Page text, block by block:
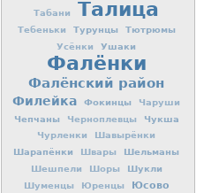
Табани Талица
Тебеньки Турунцы Тютрюмы
Усёнки Ушаки
Фалёнки
Фалёнский район
Филейка Фокинцы Чаруши
Чепчаны Черноплевцы Чукша
Чурленки Шавырёнки
Шарапёнки Швары Шельманы
Шешпели Шоры Шукли
Шуменцы Юренцы Юсово